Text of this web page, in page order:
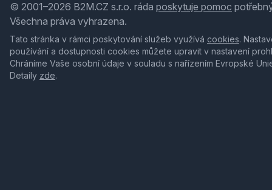
© 2001–2026 B2M.CZ s.r.o. ráda poskytuje pomoc
Všechna práva vyhrazena.
Tato stránka v rámci poskytování služeb využívá cookies.
používání a dostupnosti cookies můžete upravit v nastavení
Chráníme Vaše osobní údaje v souladu s nařízením Evropské
Detaily zde.